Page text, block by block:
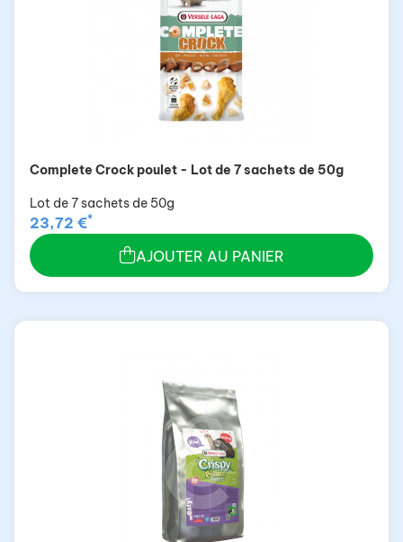
Complete Crock poulet - Lot de 7 sachets de 50g
Lot de 7 sachets de 50g
23,72 €*
AJOUTER AU PANIER